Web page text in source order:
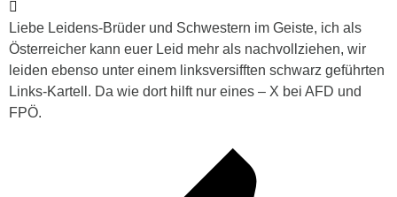
Liebe Leidens-Brüder und Schwestern im Geiste, ich als
Österreicher kann euer Leid mehr als nachvollziehen, wir
leiden ebenso unter einem linksversifften schwarz geführten
Links-Kartell. Da wie dort hilft nur eines – X bei AFD und
FPÖ.